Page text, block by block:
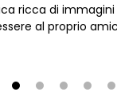
ricca di
offrire benessere al